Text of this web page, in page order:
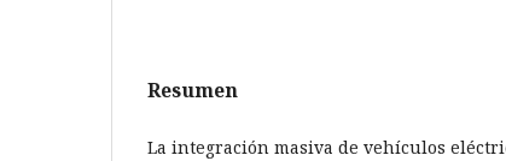
Resumen
La integración masiva de vehículos